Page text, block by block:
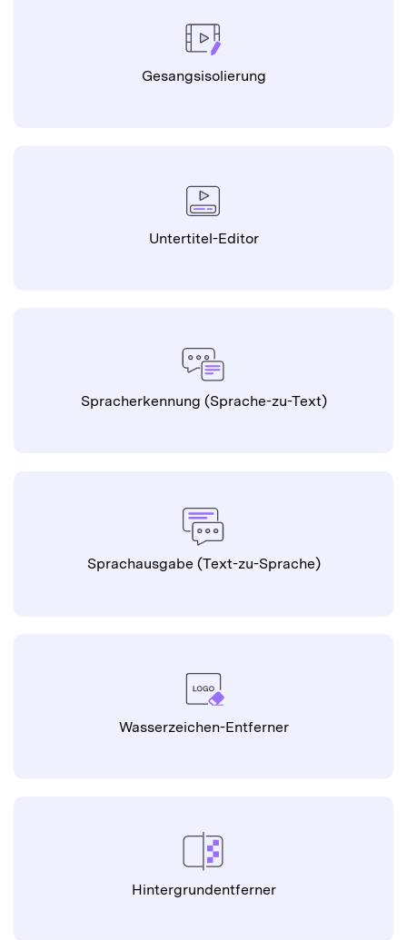
Untertitel-Editor
Spracherkennung (Sprache-zu-Text)
Sprachausgabe (Text-zu-Sprache)
Wasserzeichen-Entferner
Hintergrundentferner
Untertitel-Generator